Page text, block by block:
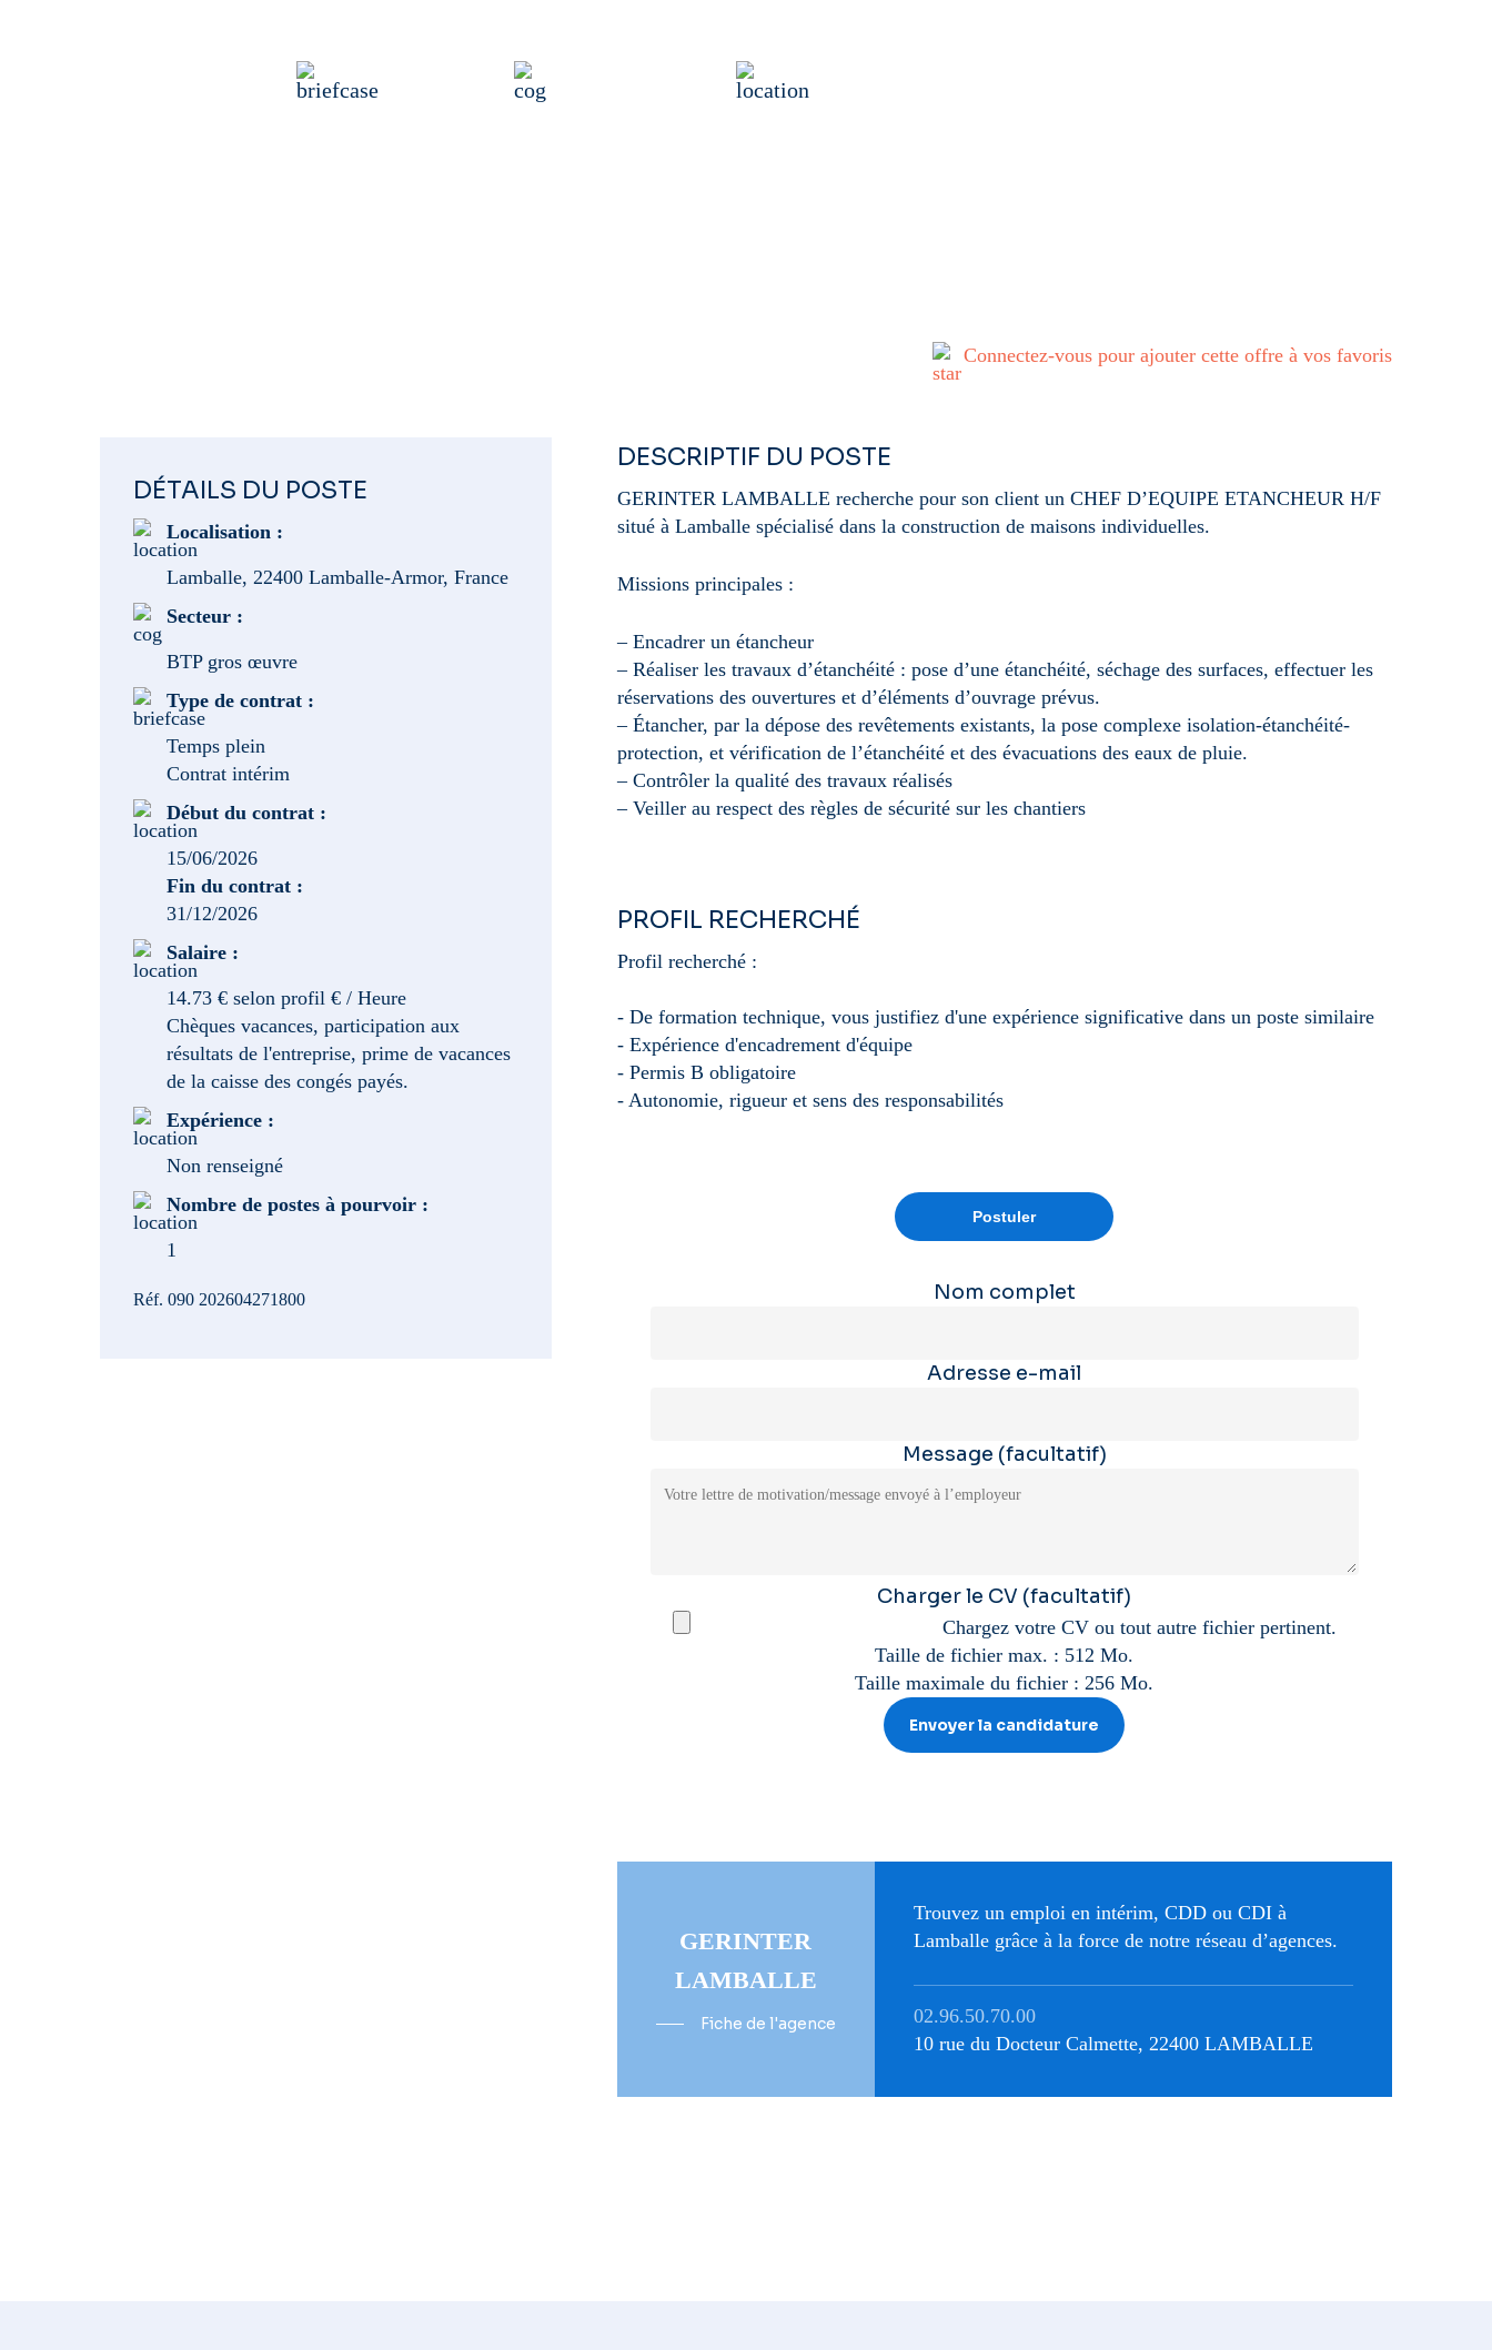
Temps plein
Lamballe, 22400 Lamballe-Armor, France
Connectez-vous pour ajouter cette offre à vos favoris
DÉTAILS DU POSTE
Localisation :
Lamballe, 22400 Lamballe-Armor, France
Secteur :
BTP gros œuvre
Type de contrat :
Temps plein
Contrat intérim
Début du contrat :
15/06/2026
Fin du contrat :
31/12/2026
Salaire :
14.73 € selon profil € / Heure
Chèques vacances, participation aux
résultats de l'entreprise, prime de vacances
de la caisse des congés payés.
Expérience :
Non renseigné
Nombre de postes à pourvoir :
1
Réf. 090 202604271800
DESCRIPTIF DU POSTE
GERINTER LAMBALLE recherche pour son client un CHEF D’EQUIPE ETANCHEUR H/F
situé à Lamballe spécialisé dans la construction de maisons individuelles.
Missions principales :
– Encadrer un étancheur
– Réaliser les travaux d’étanchéité : pose d’une étanchéité, séchage des surfaces, effectuer les
réservations des ouvertures et d’éléments d’ouvrage prévus.
– Étancher, par la dépose des revêtements existants, la pose complexe isolation-étanchéité-
protection, et vérification de l’étanchéité et des évacuations des eaux de pluie.
– Contrôler la qualité des travaux réalisés
– Veiller au respect des règles de sécurité sur les chantiers
PROFIL RECHERCHÉ
Profil recherché :
- De formation technique, vous justifiez d'une expérience significative dans un poste similaire
- Expérience d'encadrement d'équipe
- Permis B obligatoire
- Autonomie, rigueur et sens des responsabilités
Nom complet
Adresse e-mail
Message (facultatif)
Charger le CV (facultatif)
Chargez votre CV ou tout autre fichier pertinent.
Taille de fichier max. : 512 Mo.
Taille maximale du fichier : 256 Mo.
GERINTER
LAMBALLE
Fiche de l'agence
Trouvez un emploi en intérim, CDD ou CDI à
Lamballe grâce à la force de notre réseau d’agences.
02.96.50.70.00
10 rue du Docteur Calmette, 22400 LAMBALLE